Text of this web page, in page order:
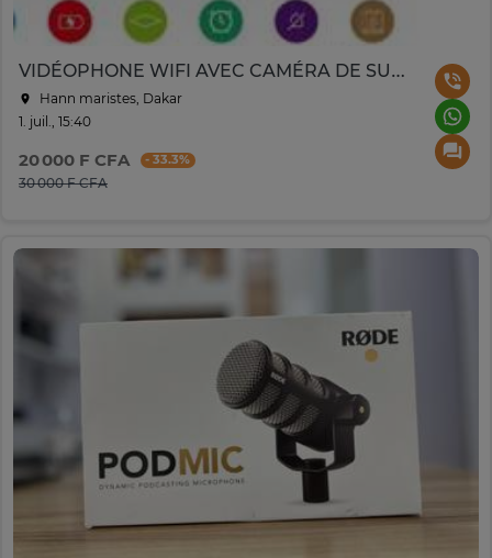
VIDÉOPHONE WIFI AVEC CAMÉRA DE SURVEILLANCE
Hann maristes, Dakar
1. juil., 15:40
20 000 F CFA - 33.3%
30 000 F CFA